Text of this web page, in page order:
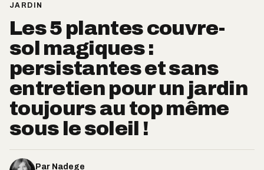
JARDIN
Les 5 plantes couvre-
sol magiques :
persistantes et sans
entretien pour un jardin
toujours au top même
sous le soleil !
Par Nadege